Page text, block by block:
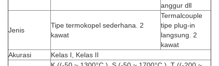
anggur dll
Jenis
Tipe termokopel sederhana. 2
kawat
Termalcouple
tipe plug-in
langsung. 2
kawat
Akurasi
Kelas I, Kelas II